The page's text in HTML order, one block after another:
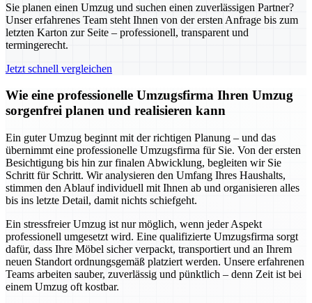
Sie planen einen Umzug und suchen einen zuverlässigen Partner?
Unser erfahrenes Team steht Ihnen von der ersten Anfrage bis zum
letzten Karton zur Seite – professionell, transparent und
termingerecht.
Jetzt schnell vergleichen
Wie eine professionelle Umzugsfirma Ihren Umzug
sorgenfrei planen und realisieren kann
Ein guter Umzug beginnt mit der richtigen Planung – und das
übernimmt eine professionelle Umzugsfirma für Sie. Von der ersten
Besichtigung bis hin zur finalen Abwicklung, begleiten wir Sie
Schritt für Schritt. Wir analysieren den Umfang Ihres Haushalts,
stimmen den Ablauf individuell mit Ihnen ab und organisieren alles
bis ins letzte Detail, damit nichts schiefgeht.
Ein stressfreier Umzug ist nur möglich, wenn jeder Aspekt
professionell umgesetzt wird. Eine qualifizierte Umzugsfirma sorgt
dafür, dass Ihre Möbel sicher verpackt, transportiert und an Ihrem
neuen Standort ordnungsgemäß platziert werden. Unsere erfahrenen
Teams arbeiten sauber, zuverlässig und pünktlich – denn Zeit ist bei
einem Umzug oft kostbar.